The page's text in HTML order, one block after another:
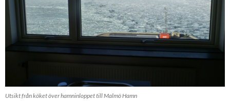
Utsikt från köket över hamninloppet till Malmö Hamn